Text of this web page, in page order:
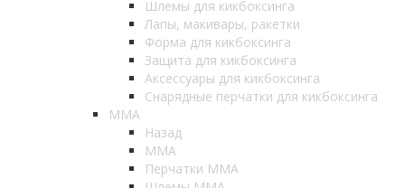
Шлемы для кикбоксинга
Лапы, макивары, ракетки
Форма для кикбоксинга
Защита для кикбоксинга
Аксессуары для кикбоксинга
Снарядные перчатки для кикбоксинга
ММА
Назад
ММА
Перчатки ММА